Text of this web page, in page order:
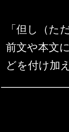
「但し（た
前文や本文
どを付け加